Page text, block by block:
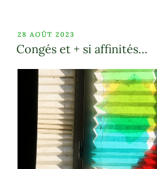
PUBLIÉ
LE
28 AOÛT 2023
Congés et + si affinités…